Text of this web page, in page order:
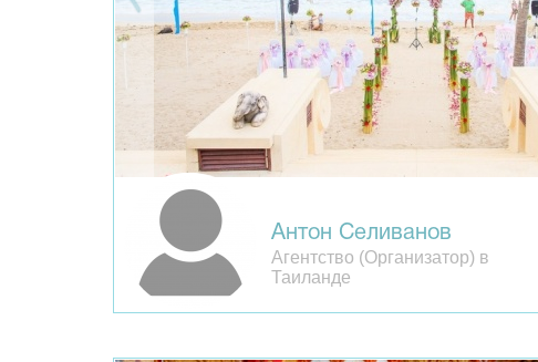
Антон Селиванов
Агентство (Организатор) в
Таиланде